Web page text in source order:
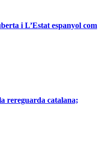
i L’Estat espanyol com
rereguarda catalana;